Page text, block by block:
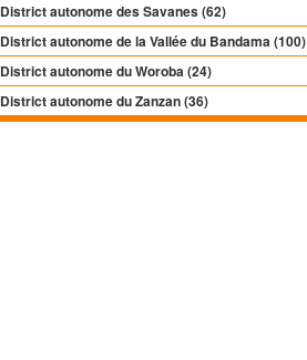
District autonome des Savanes (62)
District autonome de la Vallée du Bandama (100)
District autonome du Woroba (24)
District autonome du Zanzan (36)